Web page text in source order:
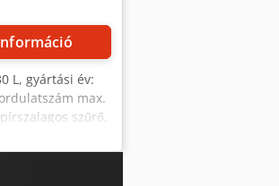
L, gyártási év:
max.
szűrő,
acél lamellás